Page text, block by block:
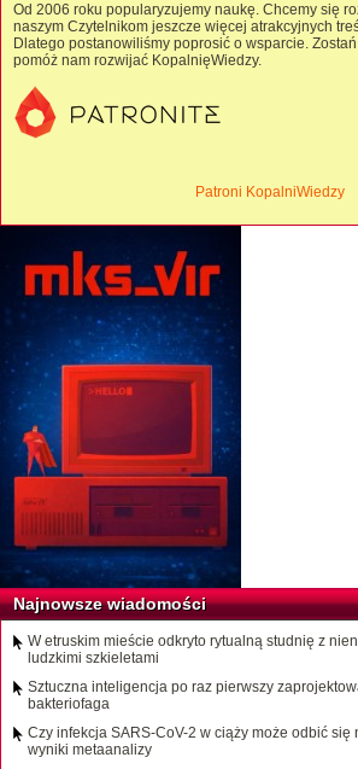
Od 2006 roku popularyzujemy naukę. Chcemy się
naszym Czytelnikom jeszcze więcej atrakcyjnych
Dlatego postanowiliśmy poprosić o wsparcie.
pomóż nam rozwijać KopalnięWiedzy.
Patroni KopalniWiedzy
Najnowsze wiadomości
W etruskim mieście odkryto rytualną studnię z
ludzkimi szkieletami
Sztuczna inteligencja po raz pierwszy
bakteriofaga
Czy infekcja SARS-CoV-2 w ciąży może odbić
wyniki metaanalizy